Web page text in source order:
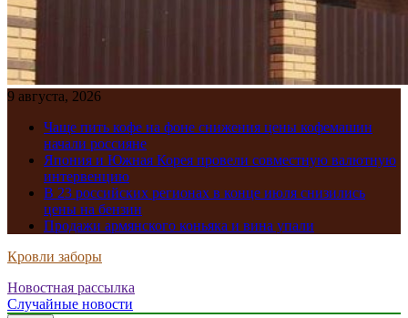
9 августа, 2026
Чаще пить кофе на фоне снижения цены кофемашин
начали россияне
Япония и Южная Корея провели совместную валютную
интервенцию
В 23 российских регионах в конце июля снизились
цены на бензин
Продажи армянского коньяка и вина упали
Кровли заборы
Новостная рассылка
Случайные новости